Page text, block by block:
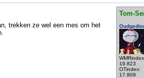
Tom-
19.823
OTindex:
17.809
trekken ze wel een mes om het